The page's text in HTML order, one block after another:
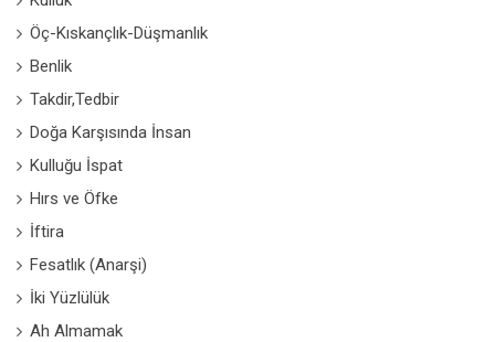
Öç-Kıskançlık-Düşmanlık
Benlik
Takdir,Tedbir
Doğa Karşısında İnsan
Kulluğu İspat
Hırs ve Öfke
İftira
Fesatlık (Anarşi)
İki Yüzlülük
Ah Almamak